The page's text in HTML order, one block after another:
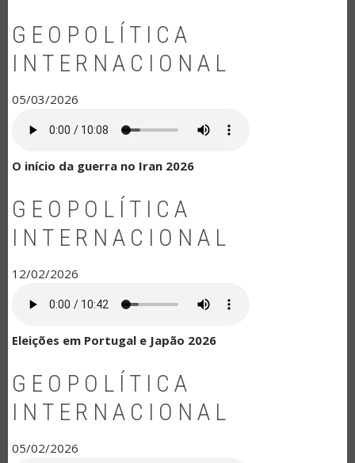
GEOPOLÍTICA
INTERNACIONAL
05/03/2026
O início da guerra no Iran 2026
GEOPOLÍTICA
INTERNACIONAL
12/02/2026
Eleições em Portugal e Japão 2026
GEOPOLÍTICA
INTERNACIONAL
05/02/2026